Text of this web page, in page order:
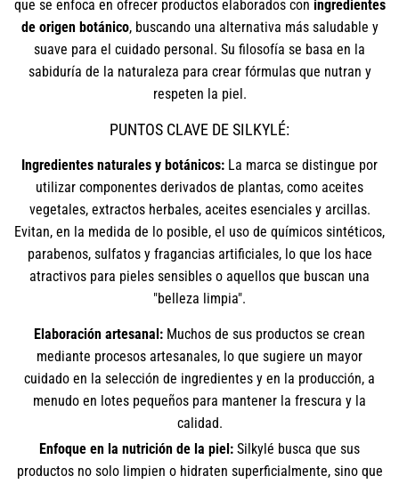
que se enfoca en ofrecer productos elaborados con ingredientes
de origen botánico, buscando una alternativa más saludable y
suave para el cuidado personal. Su filosofía se basa en la
sabiduría de la naturaleza para crear fórmulas que nutran y
respeten la piel.
PUNTOS CLAVE DE SILKYLÉ:
Ingredientes naturales y botánicos: La marca se distingue por
utilizar componentes derivados de plantas, como aceites
vegetales, extractos herbales, aceites esenciales y arcillas.
Evitan, en la medida de lo posible, el uso de químicos sintéticos,
parabenos, sulfatos y fragancias artificiales, lo que los hace
atractivos para pieles sensibles o aquellos que buscan una
"belleza limpia".
Elaboración artesanal: Muchos de sus productos se crean
mediante procesos artesanales, lo que sugiere un mayor
cuidado en la selección de ingredientes y en la producción, a
menudo en lotes pequeños para mantener la frescura y la
calidad.
Enfoque en la nutrición de la piel: Silkylé busca que sus
productos no solo limpien o hidraten superficialmente, sino que